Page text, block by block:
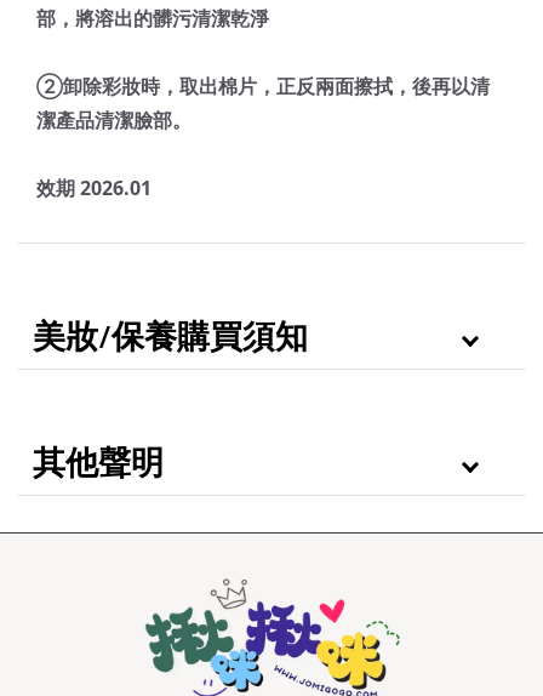
部，將溶出的髒污清潔乾淨
②卸除彩妝時，取出棉片，正反兩面擦拭，後再以清
潔產品清潔臉部。
效期 2026.01
美妝/保養購買須知
其他聲明